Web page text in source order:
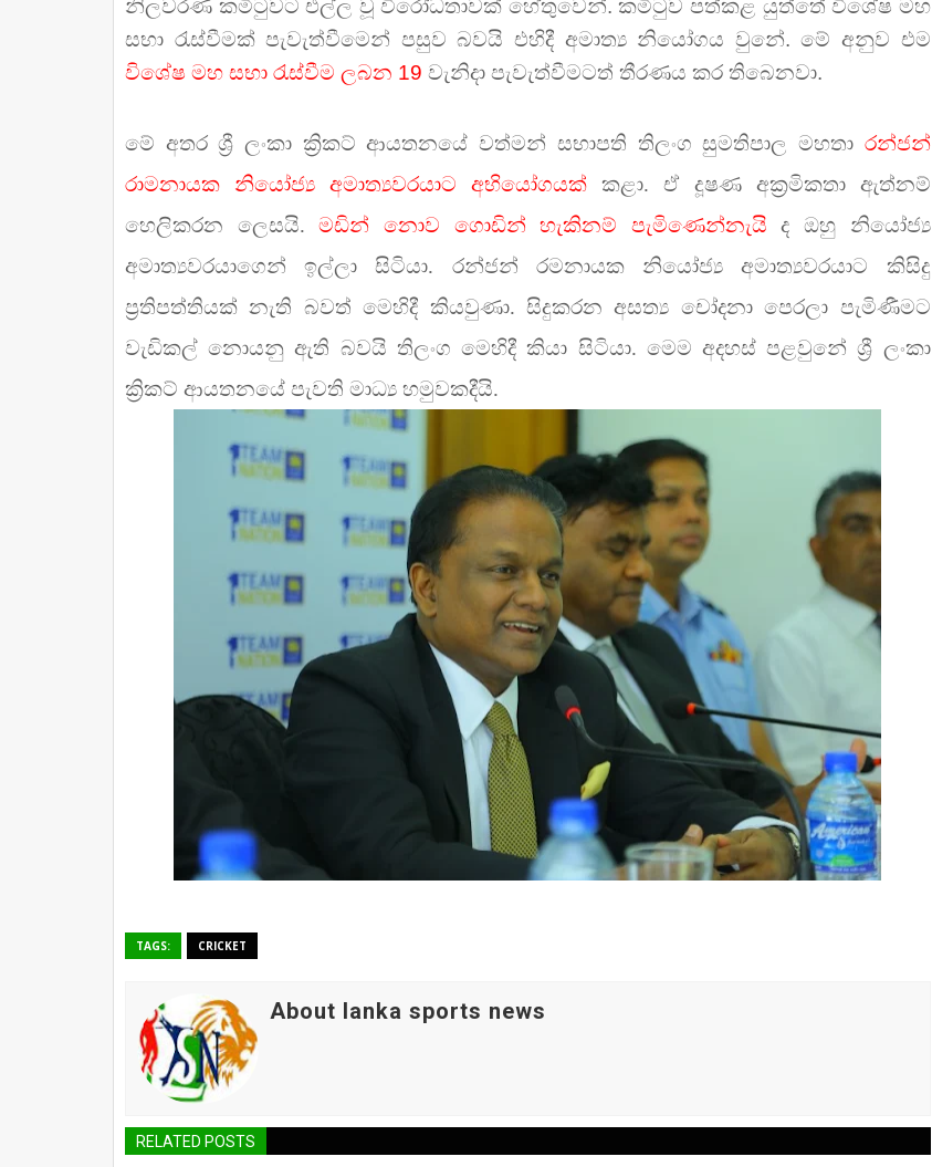
නිලවරණ කමිටුවට එල්ල වූ විරෝධතාවක් හේතුවෙන්. කමිටුව පත්කළ යුත්තේ විශේෂ මහ
සභා රැස්වීමක් පැවැත්වීමෙන් පසුව බවයි එහිදී අමාත්‍ය නියෝගය වුනේ. මේ අනුව එම
විශේෂ මහ සභා රැස්වීම ලබන 19 වැනිදා පැවැත්වීමටත් තීරණය කර තිබෙනවා.
මේ අතර ශ්‍රී ලංකා ක්‍රිකට් ආයතනයේ වත්මන් සභාපති තිලංග සුමතිපාල මහතා රන්ජන්
රාමනායක නියෝජ්‍ය අමාත්‍යවරයාට අභියෝගයක් කළා. ඒ දූෂණ අක්‍රමිකතා ඇත්නම්
හෙලිකරන ලෙසයි.මඩින් නොව ගොඩින් හැකිනම් පැමිණෙන්නැයිද ඔහු නියෝජ්‍ය
අමාත්‍යවරයාගෙන් ඉල්ලා සිටියා. රන්ජන් රමනායක නියෝජ්‍ය අමාත්‍යවරයාට කිසිදු
ප්‍රතිපත්තියක් නැති බවත් මෙහිදී කියවුණා. සිදුකරන අසත්‍ය චෝදනා පෙරලා පැමිණීමට
වැඩිකල් නොයනු ඇති බවයි තිලංග මෙහිදී කියා සිටියා. මෙම අදහස් පළවුනේ ශ්‍රී ලංකා
ක්‍රිකට් ආයතනයේ පැවති මාධ්‍ය හමුවකදීයි.
TAGS: CRICKET
About lanka sports news
RELATED POSTS